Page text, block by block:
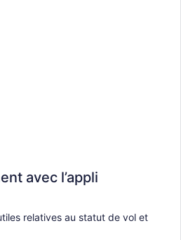
avec l’appli
relatives au statut de vol et